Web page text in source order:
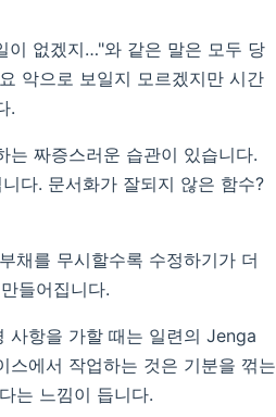
이 없겠지…"와 같은 말은 모두 당
악으로 보일지 모르겠지만 시간
.
는 짜증스러운 습관이 있습니다.
다. 문서화가 잘되지 않은 함수?
채를 무시할수록 수정하기가 더
들어집니다.
사항을 가할 때는 일련의 Jenga
스에서 작업하는 것은 기분을 꺾는
는 느낌이 듭니다.